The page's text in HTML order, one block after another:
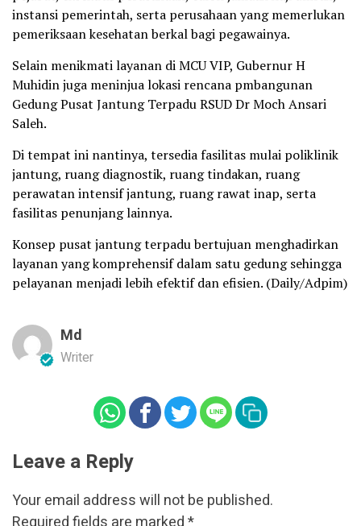
instansi pemerintah, serta perusahaan yang memerlukan
pemeriksaan kesehatan berkal bagi pegawainya.
Selain menikmati layanan di MCU VIP, Gubernur H
Muhidin juga meninjua lokasi rencana pmbangunan
Gedung Pusat Jantung Terpadu RSUD Dr Moch Ansari
Saleh.
Di tempat ini nantinya, tersedia fasilitas mulai poliklinik
jantung, ruang diagnostik, ruang tindakan, ruang
perawatan intensif jantung, ruang rawat inap, serta
fasilitas penunjang lainnya.
Konsep pusat jantung terpadu bertujuan menghadirkan
layanan yang komprehensif dalam satu gedung sehingga
pelayanan menjadi lebih efektif dan efisien. (Daily/Adpim)
Md
Writer
Leave a Reply
Your email address will not be published.